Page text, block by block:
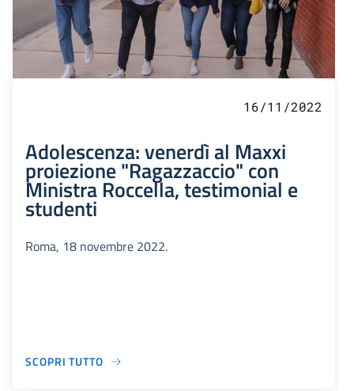
16/11/2022
Adolescenza: venerdì al Maxxi
proiezione "Ragazzaccio" con
Ministra Roccella, testimonial e
studenti
Roma, 18 novembre 2022.
SCOPRI TUTTO